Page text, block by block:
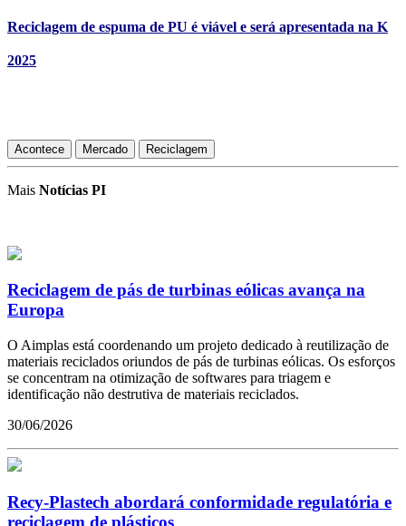
Reciclagem de espuma de PU é viável e será apresentada na K
2025
Acontece Mercado Reciclagem
Mais Notícias PI
Reciclagem de pás de turbinas eólicas avança na
Europa
O Aimplas está coordenando um projeto dedicado à reutilização de
materiais reciclados oriundos de pás de turbinas eólicas. Os esforços
se concentram na otimização de softwares para triagem e
identificação não destrutiva de materiais reciclados.
30/06/2026
Recy-Plastech abordará conformidade regulatória e
reciclagem de plásticos